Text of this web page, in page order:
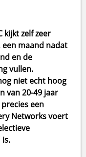
kijkt zelf zeer
maand nadat
en de
vullen.
niet echt hoog
van 20-49 jaar
een
Networks voert
is.